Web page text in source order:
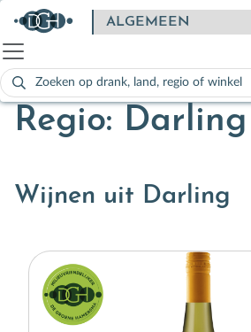
Zoeken
naar:
Als de resultaten voor automatisch
Regio: Darling
Wijnen uit Darling